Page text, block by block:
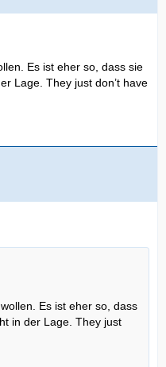
Es ist eher so, dass sie
Lage. They just don’t have
Es ist eher so, dass
in der Lage. They just